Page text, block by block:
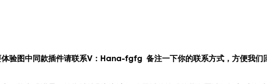
体验图中 同款插件请联系V： Hana-fgfg 备注一下你的联系方式，方便我们